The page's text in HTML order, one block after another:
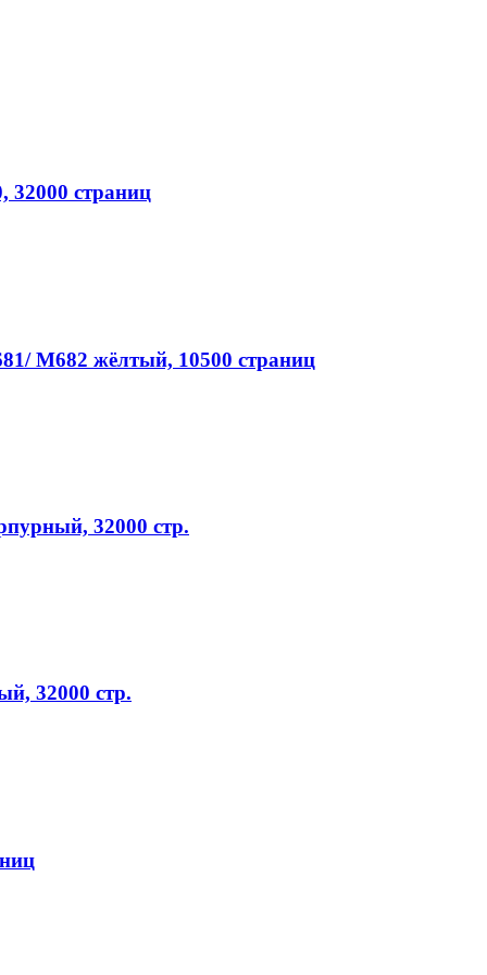
32000 страниц
M682 жёлтый, 10500 страниц
32000 стр.
32000 стр.